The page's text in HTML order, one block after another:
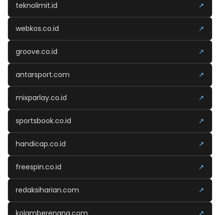
teknolimit.id ↗
webkos.co.id ↗
groove.co.id ↗
antarsport.com ↗
mixparlay.co.id ↗
sportsbook.co.id ↗
handicap.co.id ↗
freespin.co.id ↗
redaksiharian.com ↗